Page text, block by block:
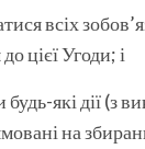
всіх
цієї Угоди; і
які дії (з
на